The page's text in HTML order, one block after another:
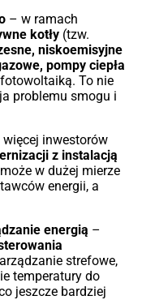
– w ramach
kotły (tzw.
niskoemisyjne
pompy ciepła
To nie
problemu smogu i
inwestorów
z instalacją
w dużej mierze
energii, a
energią –
strefowe,
temperatury do
jeszcze bardziej